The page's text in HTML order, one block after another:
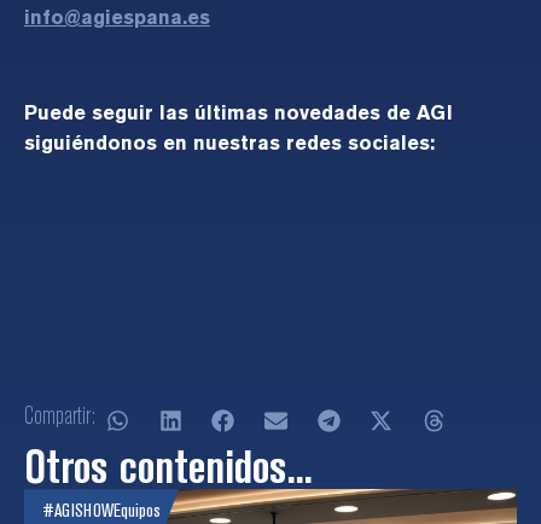
info@agiespana.es
Puede seguir las últimas novedades de AGI
siguiéndonos en nuestras redes sociales:
Compartir:
Otros contenidos...
#AGISHOWEquipos